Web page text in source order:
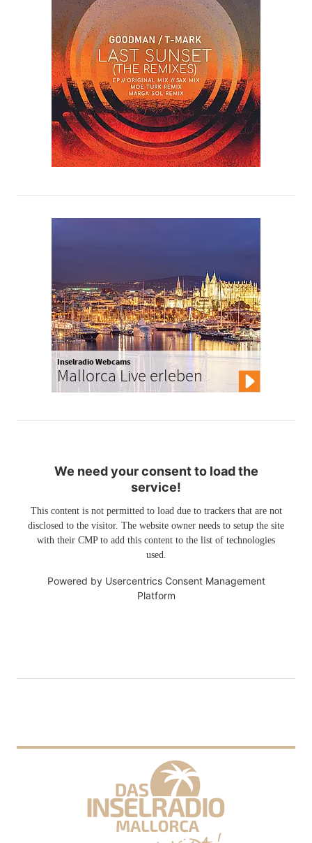
Inselradio Webcams
Mallorca Live erleben
We need your consent to load the
service!
This content is not permitted to load due to trackers that are not
disclosed to the visitor. The website owner needs to setup the site
with their CMP to add this content to the list of technologies
used.
Powered by Usercentrics Consent Management
Platform